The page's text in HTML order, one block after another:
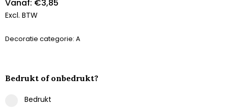
Vanaf: €3,85
Excl. BTW
Decoratie categorie: A
Bedrukt of onbedrukt?
Bedrukt